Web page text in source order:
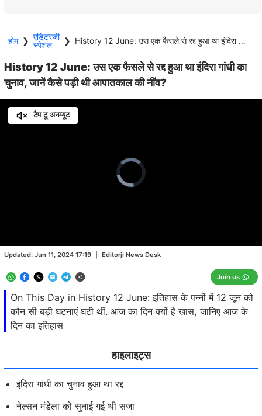
होम ❯ एडिटरजी
स्पेशल
❯ History 12 June: उस एक फैसले से रद्द हुआ था इंदिरा गांधी का चुनाव, जानें कैसे पड़ी थी आपातकाल की नींव?
History 12 June: उस एक फैसले से रद्द हुआ था इंदिरा गांधी का
चुनाव, जानें कैसे पड़ी थी आपातकाल की नींव?
On This Day in History 12 June: इतिहास के पन्‍नों में 12 जून को
कौन सी बड़ी घटनाएं घटी थीं. आज का दिन क्यों है खास, जानिए आज के
दिन का इतिहास
Updated: Jun 11, 2024 17:19 Editorji News Desk
Join us
टैप टू अनम्यूट
Video
Player
is
loading.
हाइलाइट्स
इंदिरा गांधी का चुनाव हुआ था रद्द
नेल्सन मंडेला को सुनाई गई थी सजा